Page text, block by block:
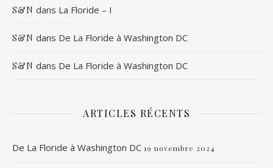
S&N dans La Floride – I
S&N dans De La Floride à Washington DC
S&N dans De La Floride à Washington DC
ARTICLES RÉCENTS
De La Floride à Washington DC 19 novembre 2024